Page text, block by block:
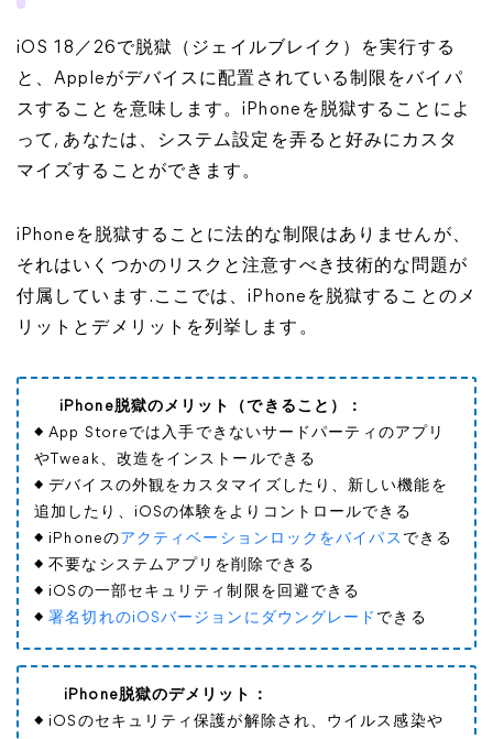
iOS 18／26で脱獄（ジェイルブレイク）を実行する
と、Appleがデバイスに配置されている制限をバイパ
スすることを意味します。iPhoneを脱獄することによ
って, あなたは、システム設定を弄ると好みにカスタ
マイズすることができます。
iPhoneを脱獄することに法的な制限はありませんが、
それはいくつかのリスクと注意すべき技術的な問題が
付属しています.ここでは、iPhoneを脱獄することのメ
リットとデメリットを列挙します。
iPhone脱獄のメリット（できること）：
◆ App Storeでは入手できないサードパーティのアプリ
やTweak、改造をインストールできる
◆ デバイスの外観をカスタマイズしたり、新しい機能を
追加したり、iOSの体験をよりコントロールできる
◆ iPhoneのアクティベーションロックをバイパス できる
◆ 不要なシステムアプリを削除できる
◆ iOSの一部セキュリティ制限を回避できる
◆署名切れのiOSバージョンにダウングレード できる
iPhone脱獄のデメリット：
◆ iOSのセキュリティ保護が解除され、ウイルス感染や